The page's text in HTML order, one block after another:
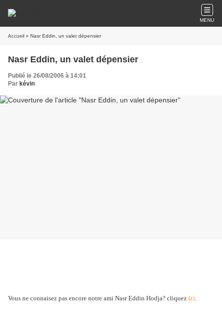
MENU
Accueil » Nasr Eddin, un valet dépensier
Nasr Eddin, un valet dépensier
Publié le 26/08/2006 à 14:01
Par kévin
Vous ne connaisez pas encore notre ami Nasr Eddin Hodja? cliquez ici.